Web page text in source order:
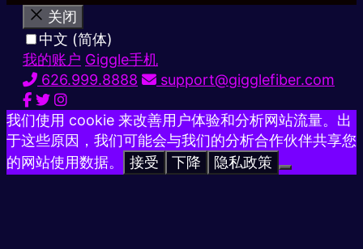
关闭
中文 (简体)
我的账户 Giggle手机
626.999.8888
support@gigglefiber.com
我们使用 cookie 来改善用户体验和分析网站流量。出
于这些原因，我们可能会与我们的分析合作伙伴共享您
的网站使用数据。
接受 下降 隐私政策